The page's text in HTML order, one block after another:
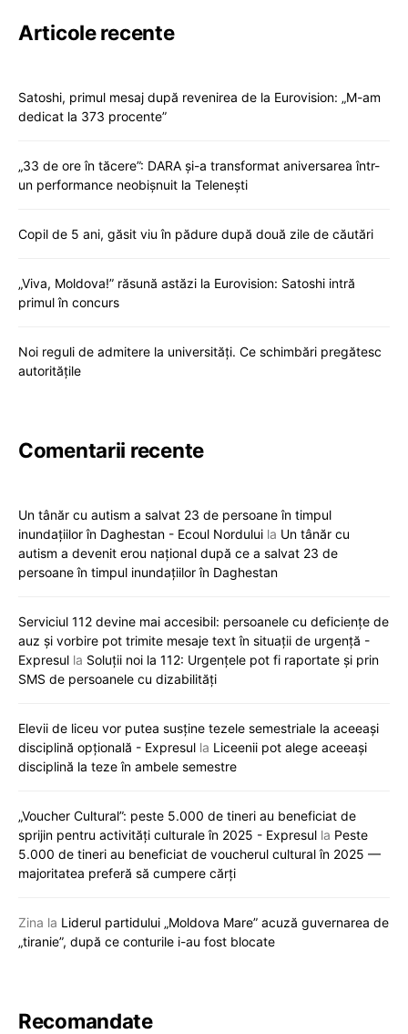
Articole recente
Satoshi, primul mesaj după revenirea de la Eurovision: „M-am
dedicat la 373 procente”
„33 de ore în tăcere”: DARA și-a transformat aniversarea într-
un performance neobișnuit la Telenești
Copil de 5 ani, găsit viu în pădure după două zile de căutări
„Viva, Moldova!” răsună astăzi la Eurovision: Satoshi intră
primul în concurs
Noi reguli de admitere la universități. Ce schimbări pregătesc
autoritățile
Comentarii recente
Un tânăr cu autism a salvat 23 de persoane în timpul
inundațiilor în Daghestan - Ecoul Nordului la Un tânăr cu
autism a devenit erou național după ce a salvat 23 de
persoane în timpul inundațiilor în Daghestan
Serviciul 112 devine mai accesibil: persoanele cu deficiențe de
auz și vorbire pot trimite mesaje text în situații de urgență -
Expresul la Soluții noi la 112: Urgențele pot fi raportate și prin
SMS de persoanele cu dizabilități
Elevii de liceu vor putea susține tezele semestriale la aceeași
disciplină opțională - Expresul la Liceenii pot alege aceeași
disciplină la teze în ambele semestre
„Voucher Cultural”: peste 5.000 de tineri au beneficiat de
sprijin pentru activități culturale în 2025 - Expresul la Peste
5.000 de tineri au beneficiat de voucherul cultural în 2025 —
majoritatea preferă să cumpere cărți
Zina la Liderul partidului „Moldova Mare” acuză guvernarea de
„tiranie”, după ce conturile i-au fost blocate
Recomandate